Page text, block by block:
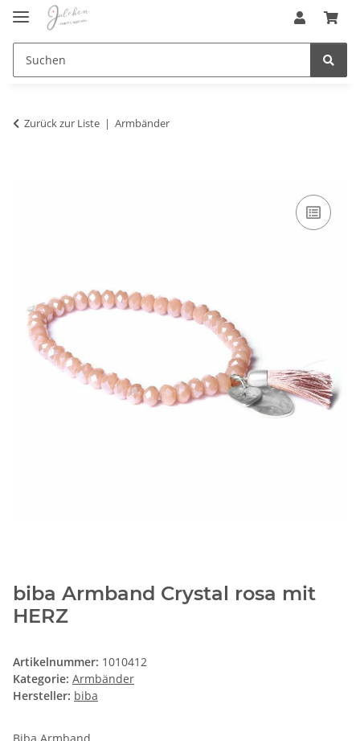
Zurück zur Liste Armbänder
biba Armband Crystal rosa mit
HERZ
Artikelnummer: 1010412
Kategorie: Armbänder
Hersteller: biba